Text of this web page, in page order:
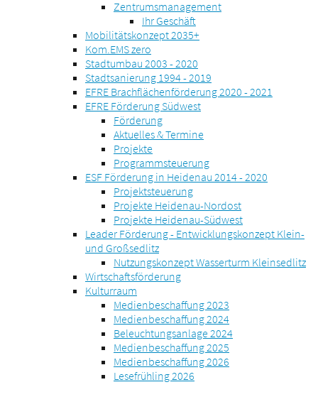
Zentrumsmanagement
Ihr Geschäft
Mobilitätskonzept 2035+
Kom.EMS zero
Stadtumbau 2003 - 2020
Stadtsanierung 1994 - 2019
EFRE Brachflächenförderung 2020 - 2021
EFRE Förderung Südwest
Förderung
Aktuelles & Termine
Projekte
Programmsteuerung
ESF Förderung in Heidenau 2014 - 2020
Projektsteuerung
Projekte Heidenau-Nordost
Projekte Heidenau-Südwest
Leader Förderung - Entwicklungskonzept Klein-
und Großsedlitz
Nutzungskonzept Wasserturm Kleinsedlitz
Wirtschaftsförderung
Kulturraum
Medienbeschaffung 2023
Medienbeschaffung 2024
Beleuchtungsanlage 2024
Medienbeschaffung 2025
Medienbeschaffung 2026
Lesefrühling 2026